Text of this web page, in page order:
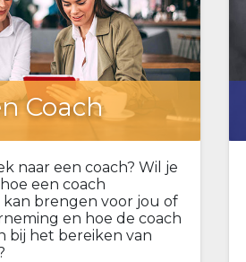
Coach
naar een coach? Wil je
een coach
brengen voor jou of
en hoe de coach
bij het bereiken van